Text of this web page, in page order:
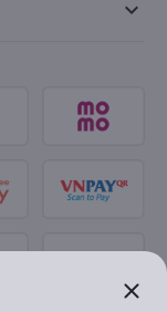
keyboard_arrow_down
close